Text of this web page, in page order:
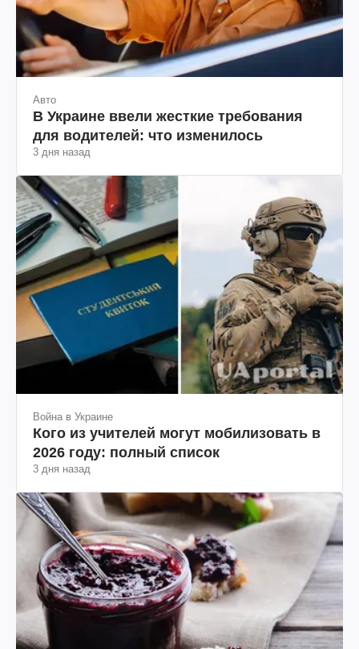
Авто
В Украине ввели жесткие требования
для водителей: что изменилось
3 дня назад
Война в Украине
Кого из учителей могут мобилизовать в
2026 году: полный список
3 дня назад